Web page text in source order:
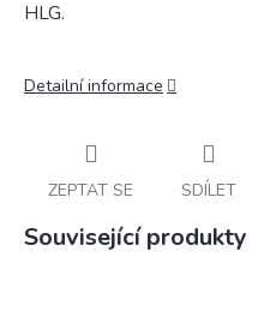
HLG.
Detailní informace
ZEPTAT SE SDÍLET
Související produkty